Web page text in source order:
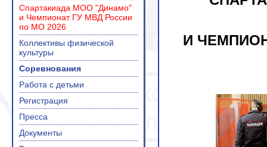
Спартакиада МОО "Динамо"
и Чемпионат ГУ МВД России
по МО 2026
Коллективы физической
культуры
Соревнования
Работа с детьми
Регистрация
Пресса
Документы
И